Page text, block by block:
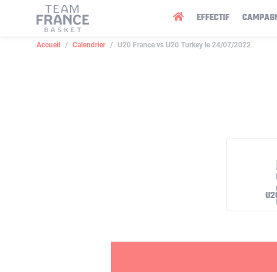
EFFECTIF
Accueil Calendrier U20 France vs U20 Turkey le 24/07/2022
Panneau de gestion des cookies